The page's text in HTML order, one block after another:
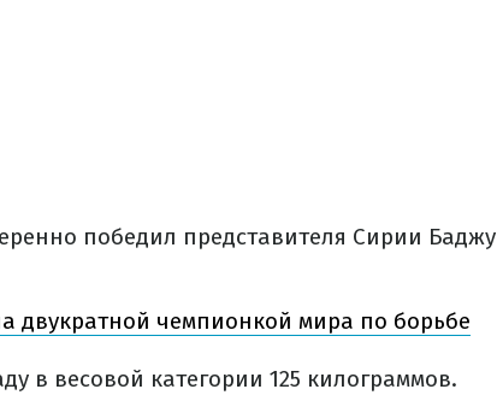
победил представителя Сирии Баджу
двукратной чемпионкой мира по борьбе
в весовой категории 125 килограммов.